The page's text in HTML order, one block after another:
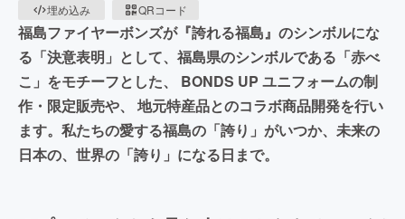
埋め込み
QRコード
福島ファイヤーボンズが『誇れる福島』のシンボルにな
る「決意表明」として、福島県のシンボルである「赤べ
こ」をモチーフとした、 BONDS UP ユニフォームの制
作・限定販売や、 地元特産品とのコラボ商品開発を行い
ます。私たちの愛する福島の「誇り」がいつか、未来の
日本の、世界の「誇り」になる日まで。